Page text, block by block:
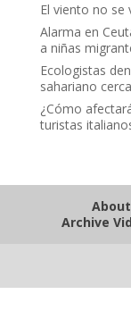
El viento no se
Alarma en
a niñas
Ecologistas
sahariano
¿Cómo
turistas
About
Archive